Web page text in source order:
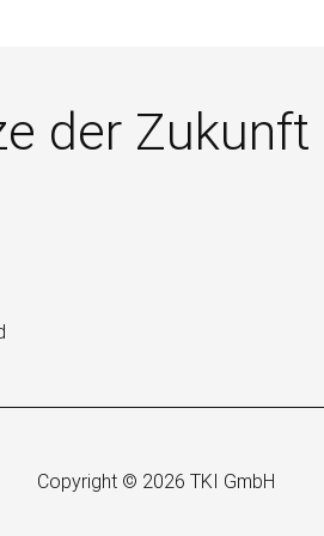
der Zukunft
Copyright © 2026 TKI GmbH